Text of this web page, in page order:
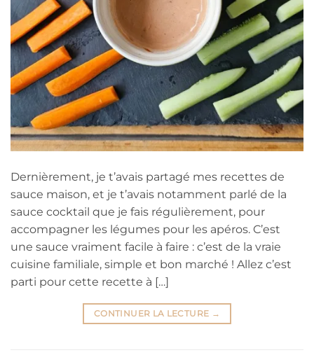
Dernièrement, je t’avais partagé mes recettes de
sauce maison, et je t’avais notamment parlé de la
sauce cocktail que je fais régulièrement, pour
accompagner les légumes pour les apéros. C’est
une sauce vraiment facile à faire : c’est de la vraie
cuisine familiale, simple et bon marché ! Allez c’est
parti pour cette recette à […]
CONTINUER LA LECTURE →